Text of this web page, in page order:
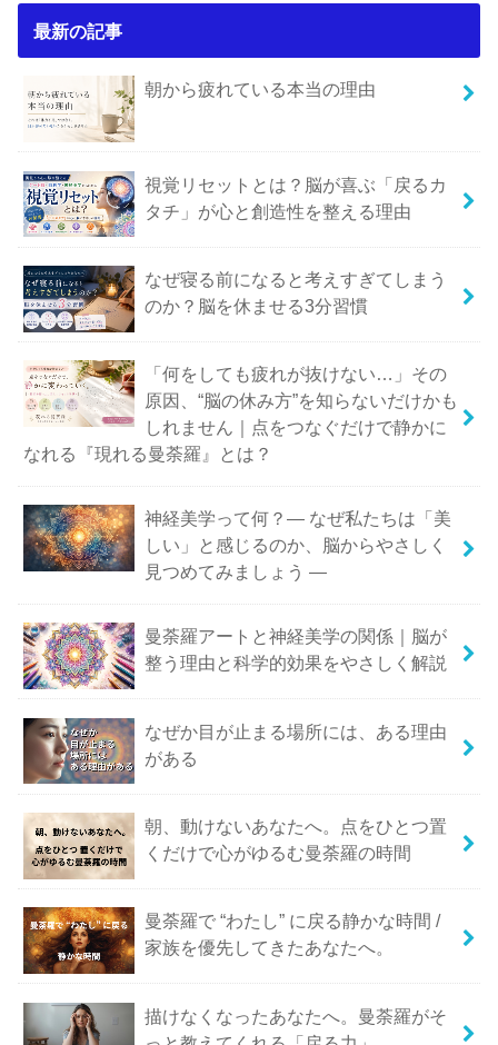
最新の記事
朝から疲れている本当の理由
視覚リセットとは？脳が喜ぶ「戻るカ
タチ」が心と創造性を整える理由
なぜ寝る前になると考えすぎてしまう
のか？脳を休ませる3分習慣
「何をしても疲れが抜けない…」その
原因、“脳の休み方”を知らないだけかも
しれません｜点をつなぐだけで静かに
なれる『現れる曼荼羅』とは？
神経美学って何？― なぜ私たちは「美
しい」と感じるのか、脳からやさしく
見つめてみましょう ―
曼荼羅アートと神経美学の関係｜脳が
整う理由と科学的効果をやさしく解説
なぜか目が止まる場所には、ある理由
がある
朝、動けないあなたへ。点をひとつ置
くだけで心がゆるむ曼荼羅の時間
曼荼羅で “わたし” に戻る静かな時間 /
家族を優先してきたあなたへ。
描けなくなったあなたへ。曼荼羅がそ